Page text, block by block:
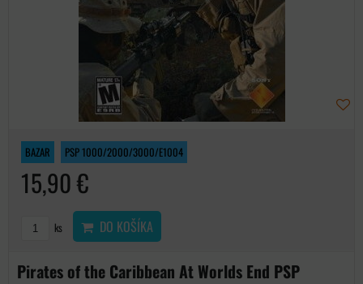
BAZAR PSP 1000/2000/3000/E1004
15,90 €
ks DO KOŠÍKA
Pirates of the Caribbean At Worlds End PSP